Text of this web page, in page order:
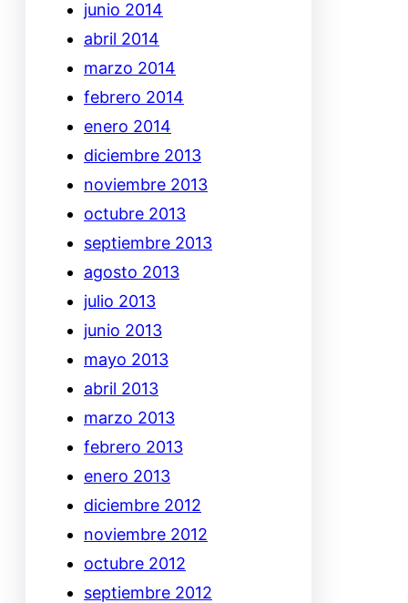
junio 2014
abril 2014
marzo 2014
febrero 2014
enero 2014
diciembre 2013
noviembre 2013
octubre 2013
septiembre 2013
agosto 2013
julio 2013
junio 2013
mayo 2013
abril 2013
marzo 2013
febrero 2013
enero 2013
diciembre 2012
noviembre 2012
octubre 2012
septiembre 2012